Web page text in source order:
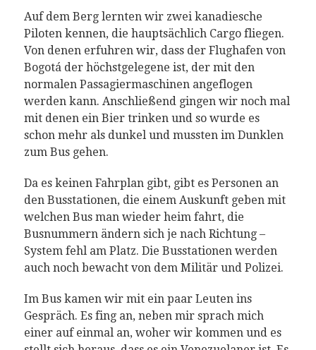
Auf dem Berg lernten wir zwei kanadiesche
Piloten kennen, die hauptsächlich Cargo fliegen.
Von denen erfuhren wir, dass der Flughafen von
Bogotá der höchstgelegene ist, der mit den
normalen Passagiermaschinen angeflogen
werden kann. Anschließend gingen wir noch mal
mit denen ein Bier trinken und so wurde es
schon mehr als dunkel und mussten im Dunklen
zum Bus gehen.
Da es keinen Fahrplan gibt, gibt es Personen an
den Busstationen, die einem Auskunft geben mit
welchen Bus man wieder heim fahrt, die
Busnummern ändern sich je nach Richtung –
System fehl am Platz. Die Busstationen werden
auch noch bewacht von dem Militär und Polizei.
Im Bus kamen wir mit ein paar Leuten ins
Gespräch. Es fing an, neben mir sprach mich
einer auf einmal an, woher wir kommen und es